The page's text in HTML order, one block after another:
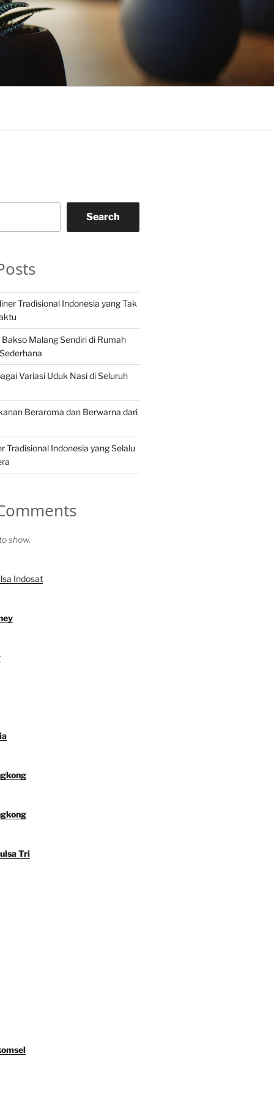
Search
Tradisional Indonesia yang Tak
Malang Sendiri di Rumah
Variasi Uduk Nasi di Seluruh
Beraroma dan Berwarna dari
Tradisional Indonesia yang Selalu
show.
Indosat
Tri